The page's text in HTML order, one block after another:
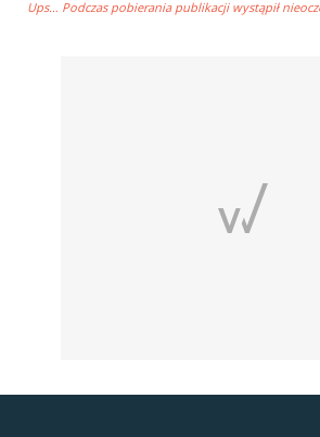
Ups… Podczas pobierania publikacji wystąpił